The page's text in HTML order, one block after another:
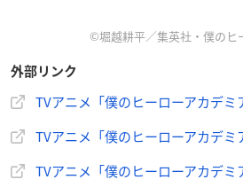
・書籍／キャラクターグッズ：ご購入
・CD／DVD／Blu-ray：2,500円以上の
※予約内金での特典配布は行いません
※フェアの内容は諸般の事情により、
©堀越耕平／集英社・僕のヒ
外部リンク
TVアニメ「僕のヒーローアカデミ
TVアニメ「僕のヒーローアカデ
TVアニメ「僕のヒーローアカデ